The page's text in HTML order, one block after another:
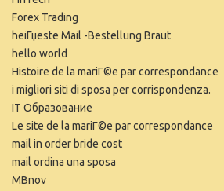
Forex Trading
heiГџeste Mail -Bestellung Braut
hello world
Histoire de la mariГ©e par correspondance
i migliori siti di sposa per corrispondenza.
IT Образование
Le site de la mariГ©e par correspondance
mail in order bride cost
mail ordina una sposa
MBnov